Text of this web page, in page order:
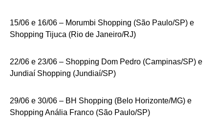
15/06 e 16/06 – Morumbi Shopping (São Paulo/SP) e
Shopping Tijuca (Rio de Janeiro/RJ)
22/06 e 23/06 – Shopping Dom Pedro (Campinas/SP) e
Jundiaí Shopping (Jundiaí/SP)
29/06 e 30/06 – BH Shopping (Belo Horizonte/MG) e
Shopping Anália Franco (São Paulo/SP)